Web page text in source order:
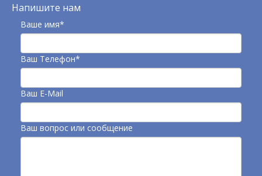
Напишите нам
Ваше имя*
Ваш Телефон*
Ваш E-Mail
Ваш вопрос или сообщение